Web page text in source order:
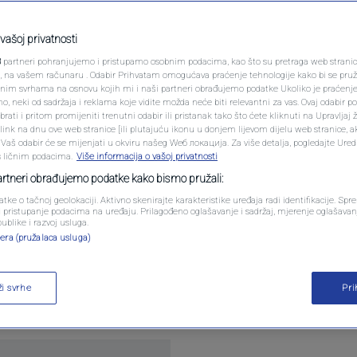
NEISTRAŽENO
VIRALNO
FOTO
PROMO
VIDEO
njegu i
& Beauty koncepta u Tropic centru Banja
marketu Doboj. Riječ je o konceptu koji na
brige o sebi, kroz moderan i
Pročitaj više
privatnosti
partneri pohranjujemo i pristupamo osobnim podacima, kao što su pretraga web
na vašem računaru . Odabir Prihvatam omogućava praćenje tehnologije kako bi se
svrhama na osnovu kojih mi i naši partneri obrađujemo podatke Ukoliko je praćenje
neki od sadržaja i reklama koje vidite možda neće biti relevantni za vas. Ovaj odabir
i pritom promijeniti trenutni odabir ili pristanak tako što ćete kliknuti na Upravljaj
na dnu ove web stranice [ili plutajuću ikonu u donjem lijevom dijelu web stranice,
odabir će se mijenjati u okviru našeg Wеб локација. Za više detalja, pogledajte
ličnim podacima. Više informacija o vašoj privatnosti
obrađujemo podatke kako bismo pružali:
o tačnoj geolokaciji. Aktivno skenirajte karakteristike uređaja radi identifikacije.
podacima na uređaju. Prilagođeno oglašavanje i sadržaj, mjerenje
i razvoj usluga.
(pružalaca usluga)
svrhe